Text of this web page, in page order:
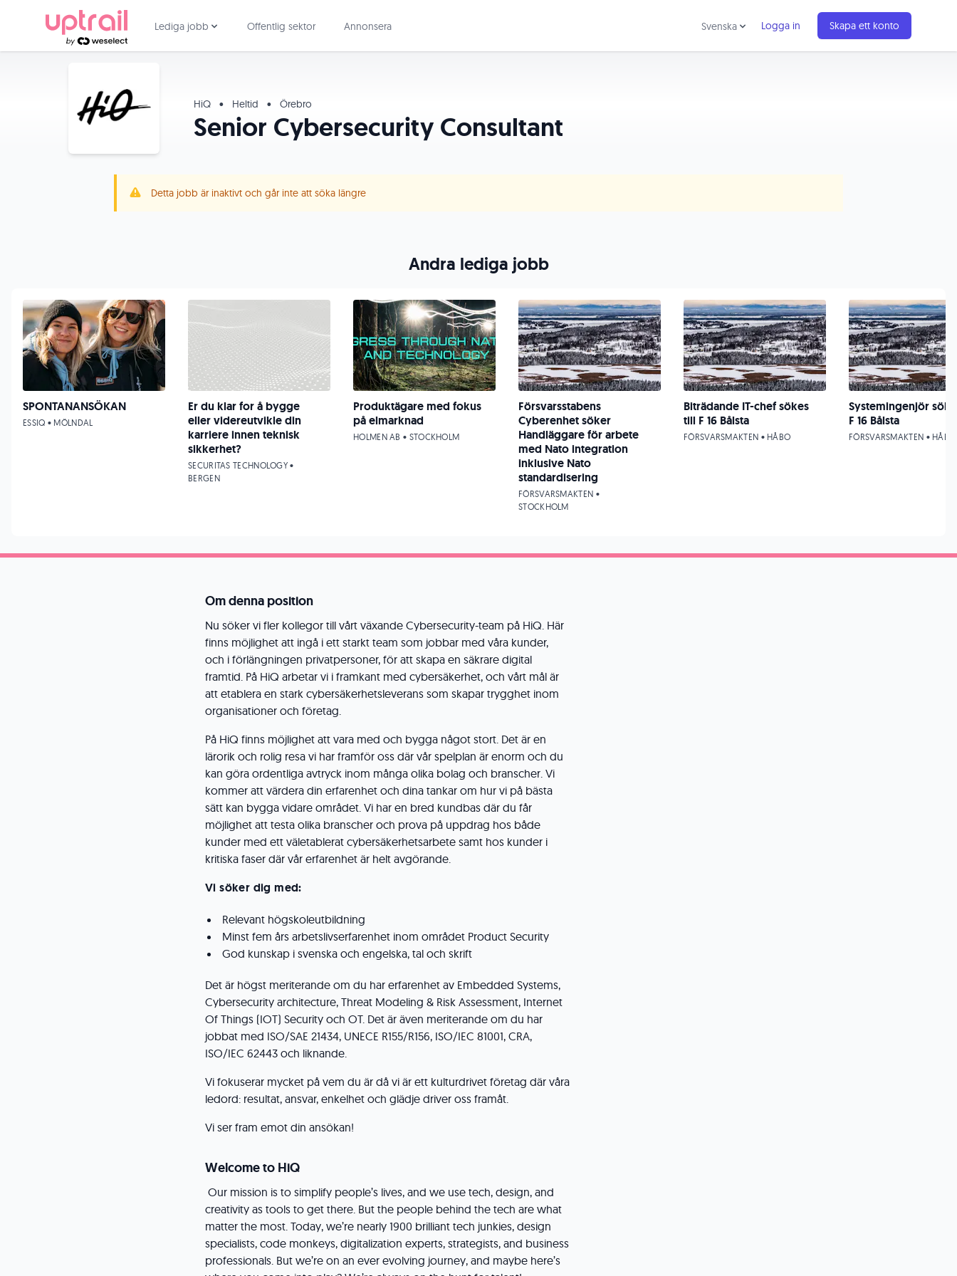
Lediga jobb Offentlig sektor Annonsera Svenska Logga in Skapa ett konto
HiQ • Heltid • Örebro
Senior Cybersecurity Consultant
Detta jobb är inaktivt och går inte att söka längre
Om denna position
Nu söker vi fler kollegor till vårt växande Cybersecurity-team på HiQ. Här
finns möjlighet att ingå i ett starkt team som jobbar med våra kunder,
och i förlängningen privatpersoner, för att skapa en säkrare digital
framtid. På HiQ arbetar vi i framkant med cybersäkerhet, och vårt mål är
att etablera en stark cybersäkerhetsleverans som skapar trygghet inom
organisationer och företag.
På HiQ finns möjlighet att vara med och bygga något stort. Det är en
lärorik och rolig resa vi har framför oss där vår spelplan är enorm och du
kan göra ordentliga avtryck inom många olika bolag och branscher. Vi
kommer att värdera din erfarenhet och dina tankar om hur vi på bästa
sätt kan bygga vidare området. Vi har en bred kundbas där du får
möjlighet att testa olika branscher och prova på uppdrag hos både
kunder med ett väletablerat cybersäkerhetsarbete samt hos kunder i
kritiska faser där vår erfarenhet är helt avgörande.
Vi söker dig med:
Relevant högskoleutbildning
Minst fem års arbetslivserfarenhet inom området Product Security
God kunskap i svenska och engelska, tal och skrift
Det är högst meriterande om du har erfarenhet av Embedded Systems,
Cybersecurity architecture, Threat Modeling & Risk Assessment, Internet
Of Things (IOT) Security och OT. Det är även meriterande om du har
jobbat med ISO/SAE 21434, UNECE R155/R156, ISO/IEC 81001, CRA,
ISO/IEC 62443 och liknande.
Vi fokuserar mycket på vem du är då vi är ett kulturdrivet företag där våra
ledord: resultat, ansvar, enkelhet och glädje driver oss framåt.
Vi ser fram emot din ansökan!
Welcome to HiQ
Our mission is to simplify people’s lives, and we use tech, design, and
creativity as tools to get there. But the people behind the tech are what
matter the most. Today, we’re nearly 1900 brilliant tech junkies, design
specialists, code monkeys, digitalization experts, strategists, and business
professionals. But we’re on an ever evolving journey, and maybe here’s
Andra lediga jobb
SPONTANANSÖKAN
ESSIQ • MÖLNDAL
Er du klar for å bygge
eller videreutvikle din
karriere innen teknisk
sikkerhet?
SECURITAS TECHNOLOGY •
BERGEN
Produktägare med fokus
på elmarknad
HOLMEN AB • STOCKHOLM
Försvarsstabens
Cyberenhet söker
Handläggare för arbete
med Nato integration
inklusive Nato
standardisering
FÖRSVARSMAKTEN •
STOCKHOLM
Biträdande IT-chef sökes
till F 16 Bålsta
FÖRSVARSMAKTEN • HÅBO
Systemingenjör
F 16 Bålsta
FÖRSVARSMAKTEN • HÅBO